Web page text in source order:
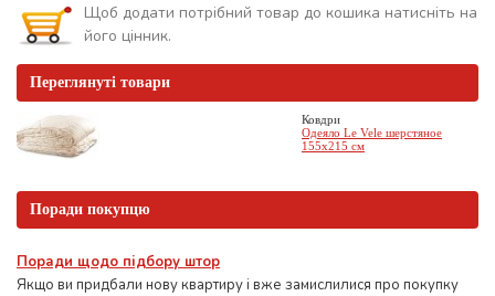
Щоб додати потрібний товар до кошика натисніть на
його цінник.
Переглянуті товари
Ковдри
Одеяло Le Vele шерстяное
155x215 см
Поради покупцю
Поради щодо підбору штор
Якщо ви придбали нову квартиру і вже замислилися про покупку